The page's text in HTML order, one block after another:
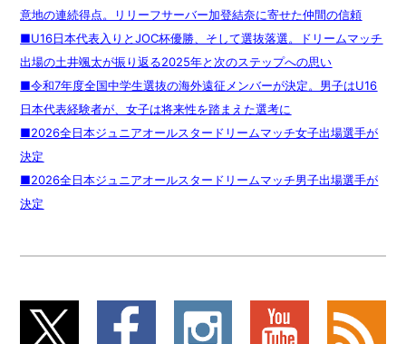
意地の連続得点。リリーフサーバー加登結奈に寄せた仲間の信頼
■U16日本代表入りとJOC杯優勝、そして選抜落選。ドリームマッチ
出場の土井颯太が振り返る2025年と次のステップへの思い
■令和7年度全国中学生選抜の海外遠征メンバーが決定。男子はU16
日本代表経験者が、女子は将来性を踏まえた選考に
■2026全日本ジュニアオールスタードリームマッチ女子出場選手が
決定
■2026全日本ジュニアオールスタードリームマッチ男子出場選手が
決定